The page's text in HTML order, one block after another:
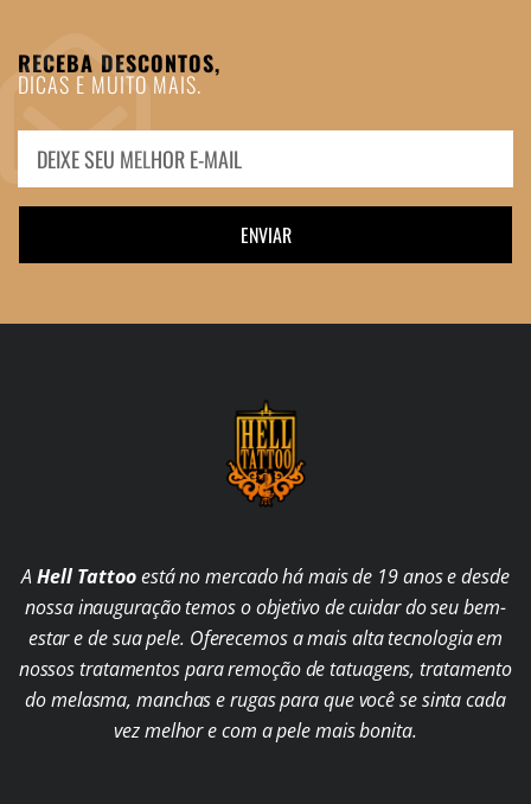
RECEBA DESCONTOS,
DICAS E MUITO MAIS.
ENVIAR
AHell Tattooestá no mercado há mais de 19 anos e desde
nossa inauguração temos o objetivo de cuidar do seu bem-
estar e de sua pele. Oferecemos a mais alta tecnologia em
nossos tratamentos para remoção de tatuagens, tratamento
do melasma, manchas e rugas para que você se sinta cada
vez melhor e com a pele mais bonita.